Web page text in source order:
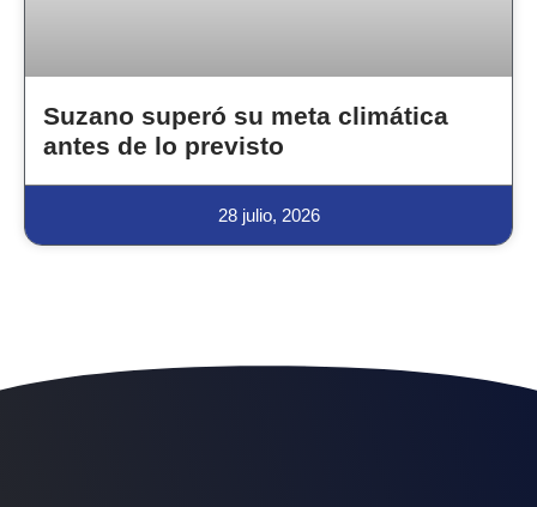
Suzano superó su meta climática
antes de lo previsto
28 julio, 2026